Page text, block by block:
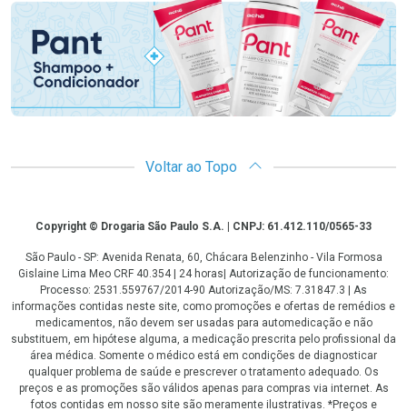
Voltar ao Topo
CopyrightCopyright © Drogaria São Paulo S.A. | CNPJ: 61.412.110/0565-33
São Paulo - SP: Avenida Renata, 60, Chácara Belenzinho - Vila Formosa
Gislaine Lima Meo CRF 40.354 | 24 horas| Autorização de funcionamento:
Processo: 2531.559767/2014-90 Autorização/MS: 7.31847.3 | As
informações contidas neste site, como promoções e ofertas de remédios e
medicamentos, não devem ser usadas para automedicação e não
substituem, em hipótese alguma, a medicação prescrita pelo profissional da
área médica. Somente o médico está em condições de diagnosticar
qualquer problema de saúde e prescrever o tratamento adequado. Os
preços e as promoções são válidos apenas para compras via internet. As
fotos contidas em nosso site são meramente ilustrativas. *Preços e